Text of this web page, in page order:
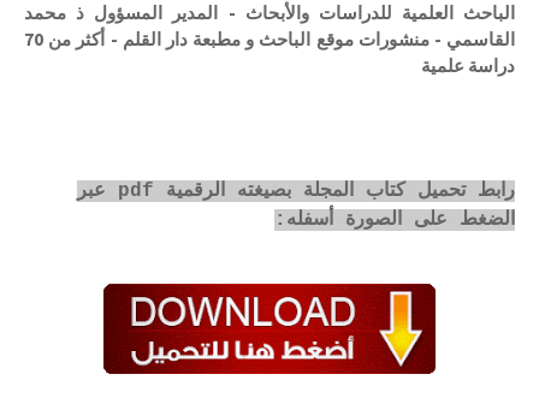
الباحث العلمية للدراسات والأبحاث - المدير المسؤول ذ محمد
القاسمي - منشورات موقع الباحث و مطبعة دار القلم - أكثر من 70
دراسة علمية
رابط تحميل كتاب المجلة بصيغته الرقمية pdf عبر
الضغط على الصورة أسفله: